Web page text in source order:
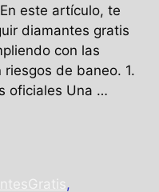
este artículo, te
diamantes gratis
con las
de baneo. 1.
oficiales Una …
,